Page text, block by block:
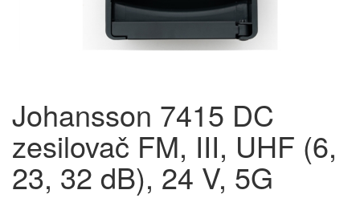
Johansson 7415 DC
zesilovač FM, III, UHF (6,
23, 32 dB), 24 V, 5G